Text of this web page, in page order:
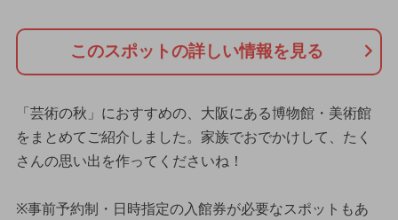
このスポットの詳しい情報を見る
「芸術の秋」におすすめの、大阪にある博物館・美術館
をまとめてご紹介しました。家族でおでかけして、たく
さんの思い出を作ってくださいね！
※事前予約制・日時指定の入館券が必要なスポットもあ